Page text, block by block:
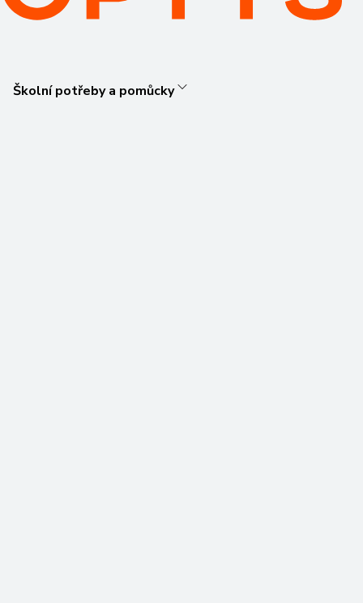
Školní potřeby a pomůcky